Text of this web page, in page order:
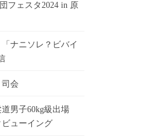
フェスタ2024 in 原
ナニソレ？ビバイ
会
道男子60kg級出場
ューイング